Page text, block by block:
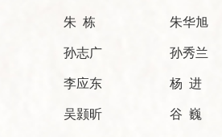
朱 栋 朱华旭
孙志广 孙秀兰
李应东 杨 进
吴颢昕 谷 巍